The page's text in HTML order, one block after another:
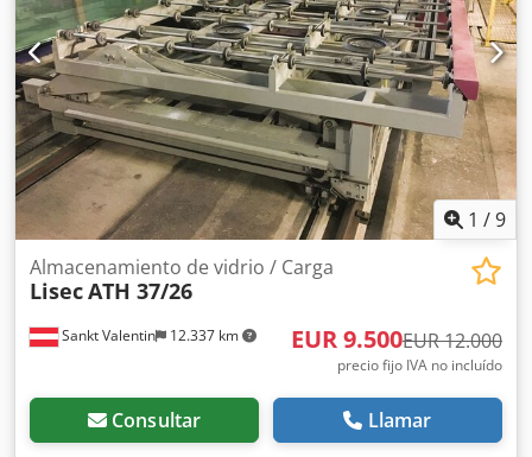
1 /9
Sankt Valentin 12.337 km
Almacenamiento de vidrio / Carga
LisecATH 37/26
EUR 9.500EUR 12.000
precio fijo IVA no incluído
Consultar Llamar